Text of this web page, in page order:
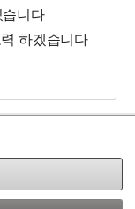
니다
하겠습니다